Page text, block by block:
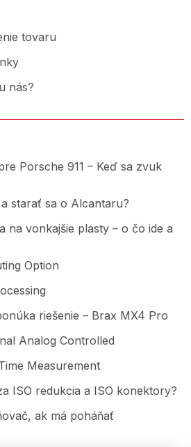
tovaru
nás?
Porsche 911 – Keď sa zvuk
starať sa o Alcantaru?
na vonkajšie plasty – o čo ide a
Option
riešenie – Brax MX4 Pro
Analog Controlled
Measurement
ISO redukcia a ISO konektory?
ak má poháňať